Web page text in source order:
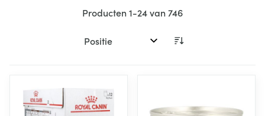
Producten1-24van746
Sorteer op: